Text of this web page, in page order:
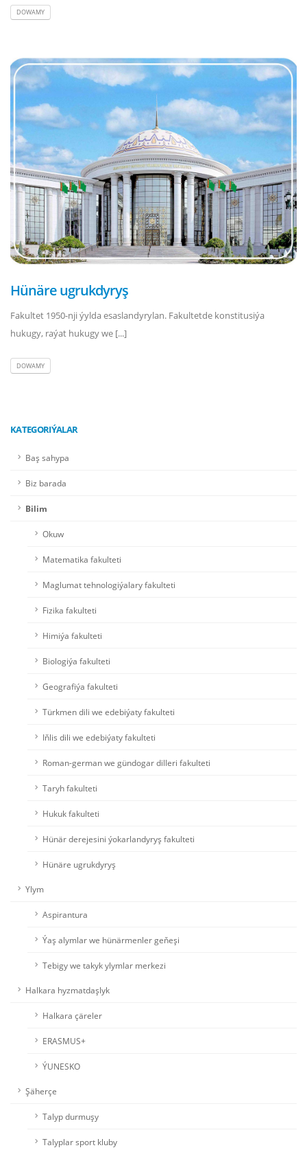
DOWAMY
Hünäre ugrukdyryş
Fakultet 1950-nji ýylda esaslandyrylan. Fakultetde konstitusiýa
hukugy, raýat hukugy we [...]
DOWAMY
KATEGORIÝALAR
Baş sahypa
Biz barada
Bilim
Okuw
Matematika fakulteti
Maglumat tehnologiýalary fakulteti
Fizika fakulteti
Himiýa fakulteti
Biologiýa fakulteti
Geografiýa fakulteti
Türkmen dili we edebiýaty fakulteti
Iňlis dili we edebiýaty fakulteti
Roman-german we gündogar dilleri fakulteti
Taryh fakulteti
Hukuk fakulteti
Hünär derejesini ýokarlandyryş fakulteti
Hünäre ugrukdyryş
Ylym
Aspirantura
Ýaş alymlar we hünärmenler geňeşi
Tebigy we takyk ylymlar merkezi
Halkara hyzmatdaşlyk
Halkara çäreler
ERASMUS+
ÝUNESKO
Şäherçe
Talyp durmuşy
Talyplar sport kluby